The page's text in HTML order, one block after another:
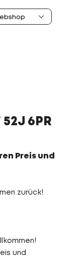
52J 6PR
Preis und
zurück!
und